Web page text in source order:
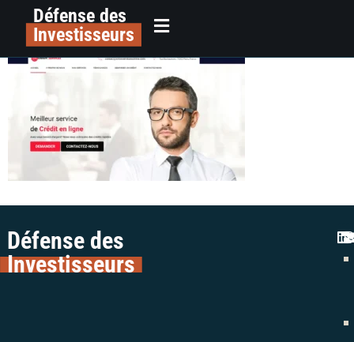
principalDéfense des
Investisseurs
image-2
Défense des
Investisseurs